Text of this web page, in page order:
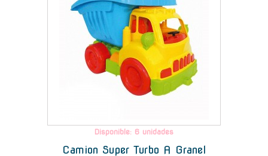
Disponible: 6 unidades
Camion Super Turbo A Granel